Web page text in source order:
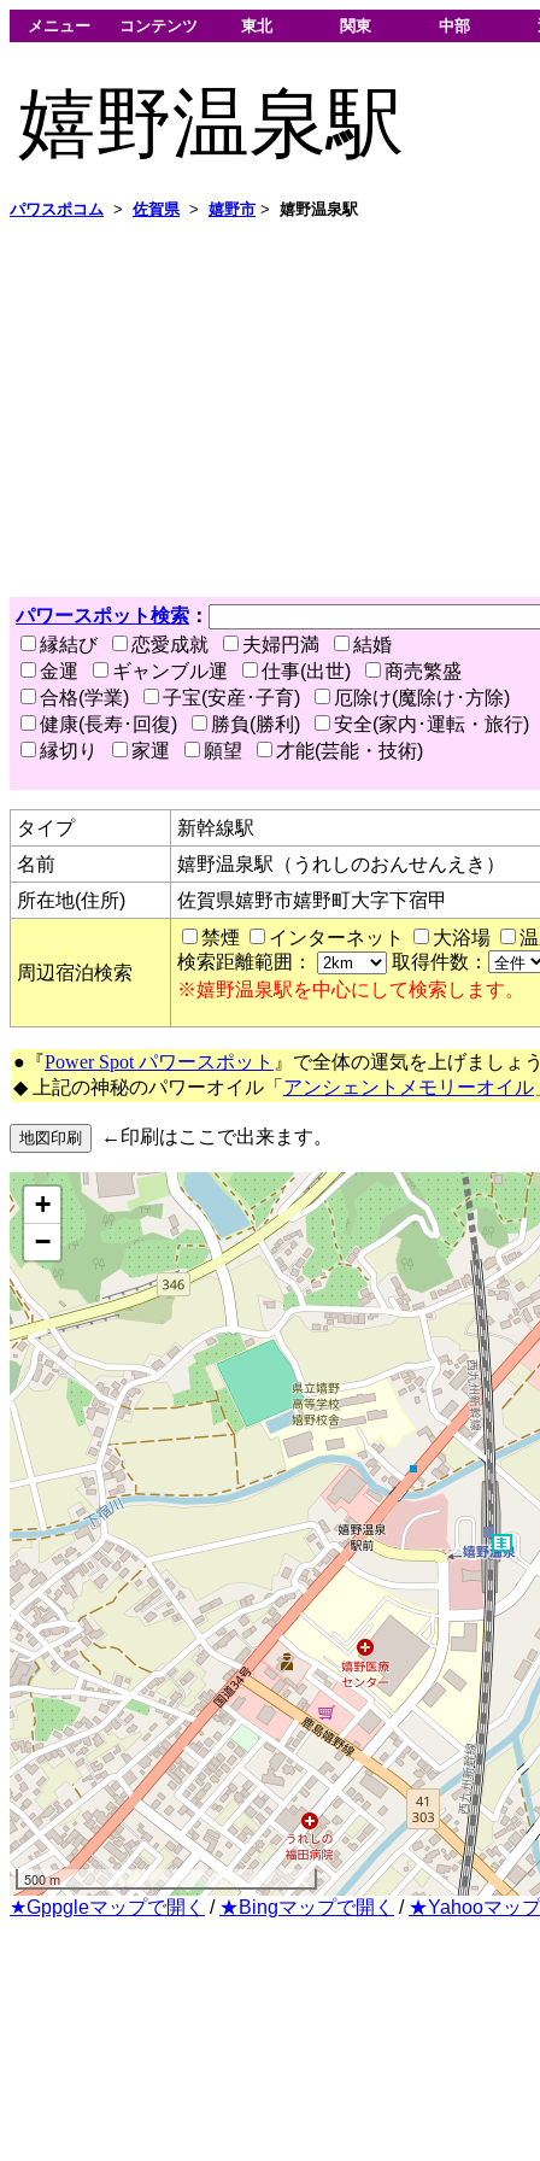
メニュー コンテンツ 東北 関東 中部
嬉野温泉駅
パワスポコム > 佐賀県> 嬉野市 > 嬉野温泉駅
パワースポット検索 ：
縁結び
恋愛成就 夫婦円満
結婚
金運
ギャンブル運 仕事(出世)
商売繁盛
合格(学業)
子宝(安産･子育)
厄除け(魔除け･方除)
健康(長寿･回復)
勝負(勝利)
安全(家内･運転・旅行)
縁切り
家運 願望 才能(芸能・技術)
タイプ
新幹線駅
名前
嬉野温泉駅（うれしのおんせんえき）
所在地(住所)
佐賀県嬉野市嬉野町大字下宿甲
周辺宿泊検索
禁煙 インターネット 大浴場
検索距離範囲：
取得件数：
※嬉野温泉駅を中心にして検索します。
●『Power Spot パワースポット 』で全体の運気を上げましょ
◆ 上記の神秘のパワーオイル「 アンシェントメモリーオイル
←印刷はここで出来ます。
+
−
500 m
★Gppgleマップで開く / ★Bingマップで開く / ★Yahooマップ